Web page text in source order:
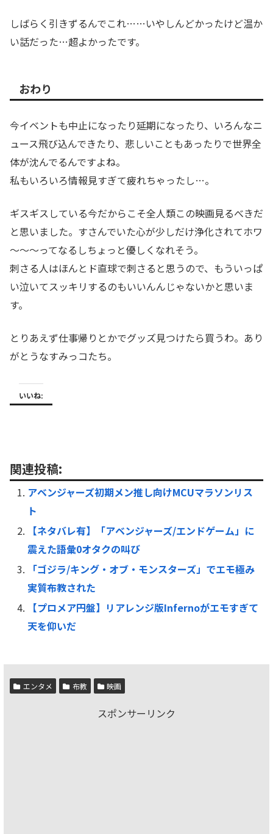
しばらく引きずるんでこれ……いやしんどかったけど温か
い話だった…超よかったです。
おわり
今イベントも中止になったり延期になったり、いろんなニ
ュース飛び込んできたり、悲しいこともあったりで世界全
体が沈んでるんですよね。
私もいろいろ情報見すぎて疲れちゃったし…。
ギスギスしている今だからこそ全人類この映画見るべきだ
と思いました。すさんでいた心が少しだけ浄化されてホワ
～～～ってなるしちょっと優しくなれそう。
刺さる人はほんとド直球で刺さると思うので、もういっぱ
い泣いてスッキリするのもいいんんじゃないかと思いま
す。
とりあえず仕事帰りとかでグッズ見つけたら買うわ。あり
がとうなすみっコたち。
いいね:
関連投稿:
アベンジャーズ初期メン推し向けMCUマラソンリス
ト
【ネタバレ有】「アベンジャーズ/エンドゲーム」に
震えた語彙0オタクの叫び
「ゴジラ/キング・オブ・モンスターズ」でエモ極み
実質布教された
【プロメア円盤】リアレンジ版Infernoがエモすぎて
天を仰いだ
エンタメ 布教 映画
スポンサーリンク